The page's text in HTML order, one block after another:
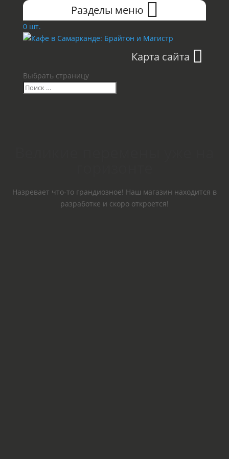
Разделы меню
0 шт.
Карта сайта
Выбрать страницу
Назревает что-то грандиозное! Наш магазин находится в
разработке и скоро откроется!